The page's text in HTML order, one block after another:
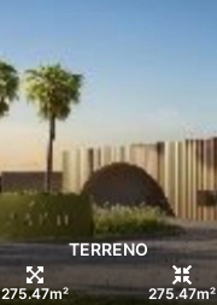
TERRENO
275.47m² 275.47m²